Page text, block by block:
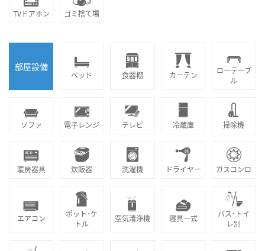
TVドアホン ゴミ捨て場
部屋設備
ベッド 食器棚 カーテン
ローテーブ
ル
ソファ 電子レンジ テレビ 冷蔵庫 掃除機
暖房器具 炊飯器 洗濯機 ドライヤー ガスコンロ
エアコン
ポット･ケ
トル
空気清浄機 寝具一式
バス･トイ
レ別